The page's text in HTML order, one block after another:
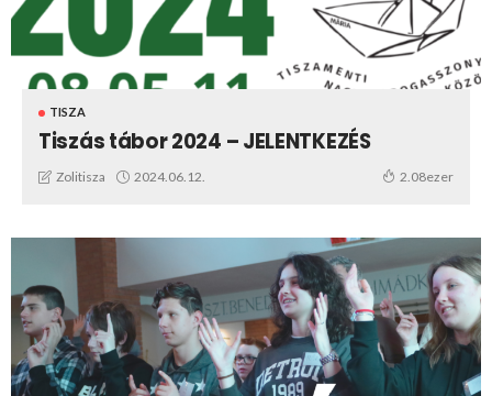
TISZA
Tiszás tábor 2024 – JELENTKEZÉS
Zolitisza 2024.06.12. 2.08ezer